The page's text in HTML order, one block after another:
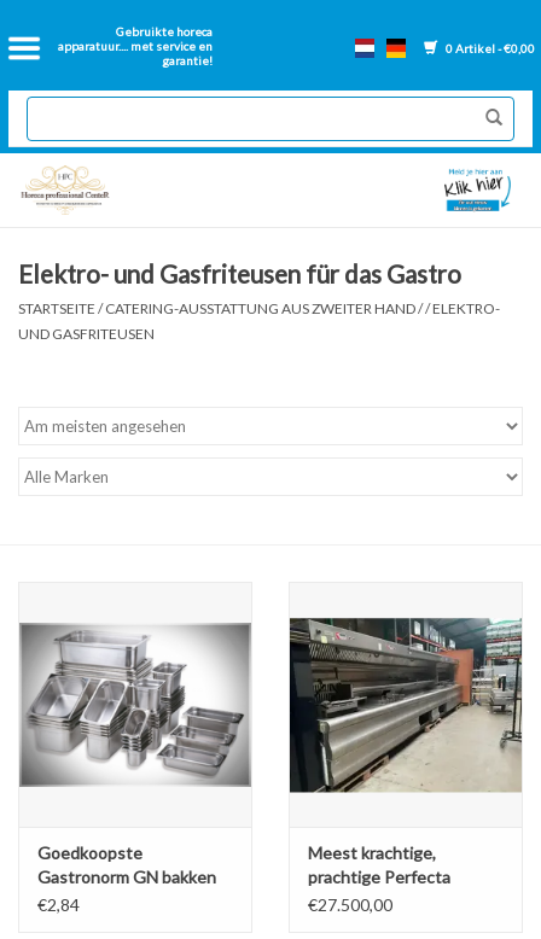
Gebruikte horeca
apparatuur.... met service en
garantie!
0 Artikel - €0,00
Startseite
Catering-Ausstattung aus
Neue Catering-Ausstattung
Renovierte Backwände
Gastronorm backen
Lüftungskanäle für Catering-
Elektro- und Gasfriteusen für das Gastro
STARTSEITE /CATERING-AUSSTATTUNG AUS ZWEITER HAND//ELEKTRO-
UND GASFRITEUSEN
Goedkoopste
Gastronorm GN bakken
van de Benelux vanaf
€2,84
Meest krachtige,
prachtige Perfecta
transfer bakwand
€27.500,00